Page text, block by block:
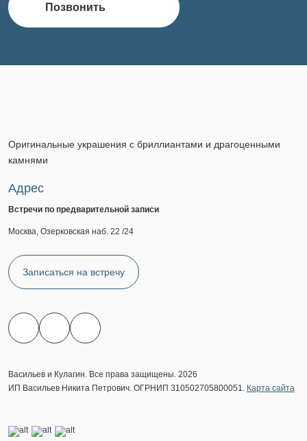
Позвонить
Оригинальные украшения с бриллиантами и драгоценными
камнями
Адрес
Встречи по предварительной записи
Москва, Озерковская наб. 22 /24
Записаться на встречу
Васильев и Кулагин. Все права защищены. 2026
ИП Васильев Никита Петрович. ОГРНИП 310502705800051. Карта сайта